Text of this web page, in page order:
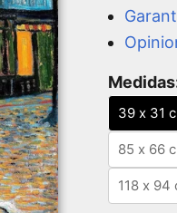
39 x 31
85 x 66
118 x 94